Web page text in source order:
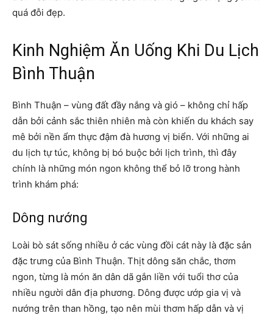
quá đỗi đẹp.
Kinh Nghiệm Ăn Uống Khi Du Lịch
Bình Thuận
Bình Thuận – vùng đất đầy nắng và gió – không chỉ hấp
dẫn bởi cảnh sắc thiên nhiên mà còn khiến du khách say
mê bởi nền ẩm thực đậm đà hương vị biển. Với những ai
du lịch tự túc, không bị bó buộc bởi lịch trình, thì đây
chính là những món ngon không thể bỏ lỡ trong hành
trình khám phá:
Dông nướng
Loài bò sát sống nhiều ở các vùng đồi cát này là đặc sản
đặc trưng của Bình Thuận. Thịt dông săn chắc, thơm
ngon, từng là món ăn dân dã gắn liền với tuổi thơ của
nhiều người dân địa phương. Dông được ướp gia vị và
nướng trên than hồng, tạo nên mùi thơm hấp dẫn và vị